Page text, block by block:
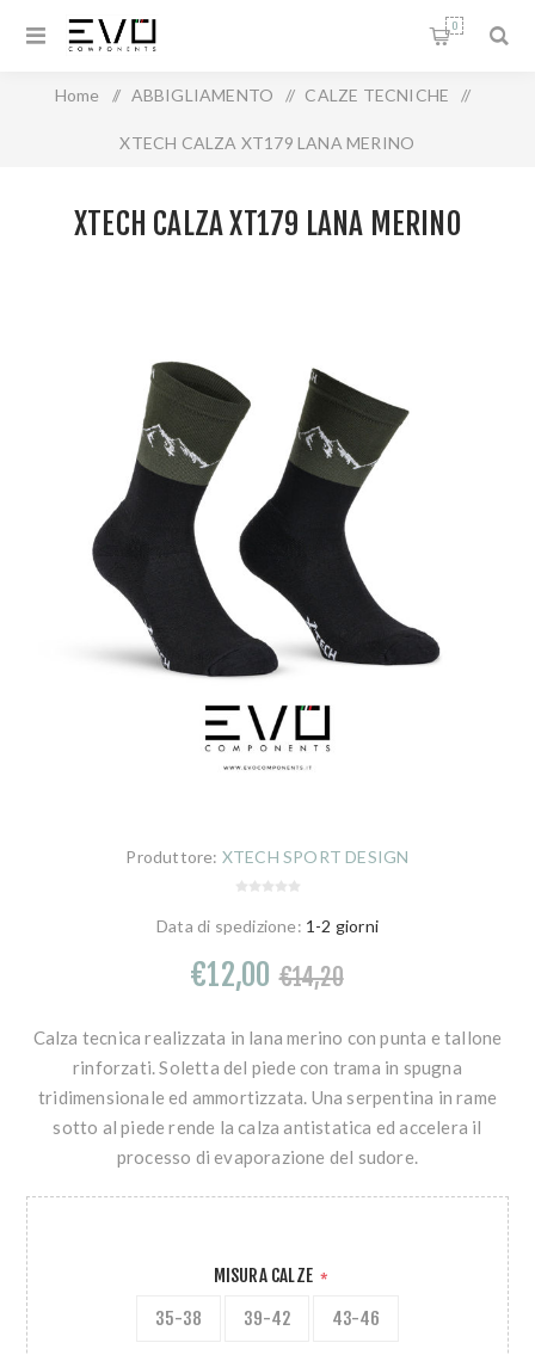
0
Home / ABBIGLIAMENTO / CALZE TECNICHE /
XTECH CALZA XT179 LANA MERINO
XTECH CALZA XT179 LANA MERINO
Produttore: XTECH SPORT DESIGN
Data di spedizione: 1-2 giorni
€12,00 €14,20
Calza tecnica realizzata in lana merino con punta e tallone
rinforzati. Soletta del piede con trama in spugna
tridimensionale ed ammortizzata. Una serpentina in rame
sotto al piede rende la calza antistatica ed accelera il
processo di evaporazione del sudore.
MISURA CALZE *
35-38 39-42 43-46